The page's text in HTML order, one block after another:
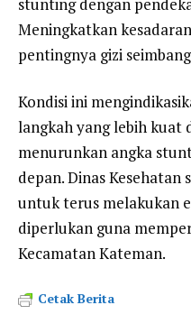
stunting dengan
Meningkatkan
pentingnya gizi
Kondisi ini
langkah yang lebih
menurunkan angka
depan. Dinas
untuk terus melakukan
diperlukan guna
Kecamatan Kateman.
Cetak Berita